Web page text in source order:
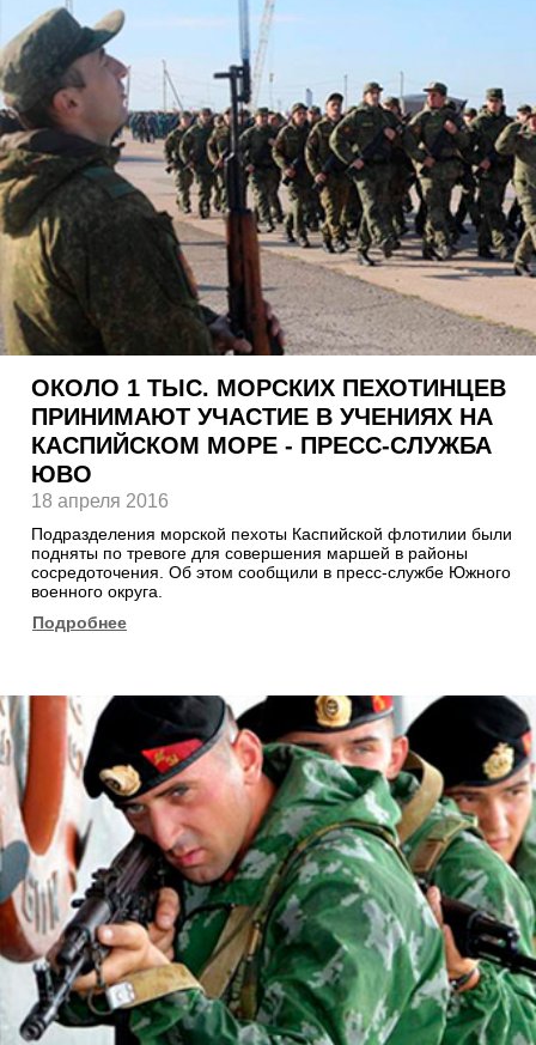
ОКОЛО 1 ТЫС. МОРСКИХ ПЕХОТИНЦЕВ
ПРИНИМАЮТ УЧАСТИЕ В УЧЕНИЯХ НА
КАСПИЙСКОМ МОРЕ - ПРЕСС-СЛУЖБА
ЮВО
18 апреля 2016
Подразделения морской пехоты Каспийской флотилии были
подняты по тревоге для совершения маршей в районы
сосредоточения. Об этом сообщили в пресс-службе Южного
военного округа.
Подробнее